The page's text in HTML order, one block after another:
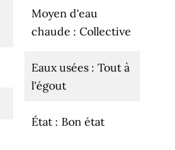
Moyen d'eau
chaude
Collective
Eaux usées
Tout à
l'égout
État Bon état